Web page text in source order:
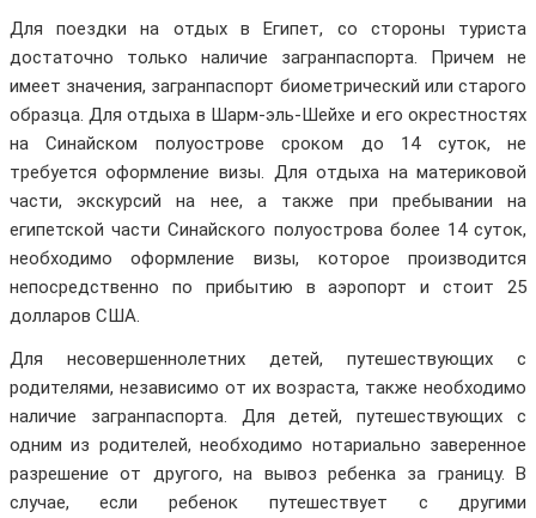
Для поездки на отдых в Египет, со стороны туриста
достаточно только наличие загранпаспорта. Причем не
имеет значения, загранпаспорт биометрический или старого
образца. Для отдыха в Шарм-эль-Шейхе и его окрестностях
на Синайском полуострове сроком до 14 суток, не
требуется оформление визы. Для отдыха на материковой
части, экскурсий на нее, а также при пребывании на
египетской части Синайского полуострова более 14 суток,
необходимо оформление визы, которое производится
непосредственно по прибытию в аэропорт и стоит 25
долларов США.
Для несовершеннолетних детей, путешествующих с
родителями, независимо от их возраста, также необходимо
наличие загранпаспорта. Для детей, путешествующих с
одним из родителей, необходимо нотариально заверенное
разрешение от другого, на вывоз ребенка за границу. В
случае, если ребенок путешествует с другими